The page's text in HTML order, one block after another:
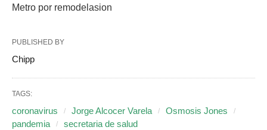
Metro por remodelasion
PUBLISHED BY
Chipp
TAGS:
coronavirus Jorge Alcocer Varela
Osmosis Jones
pandemia
secretaria de salud